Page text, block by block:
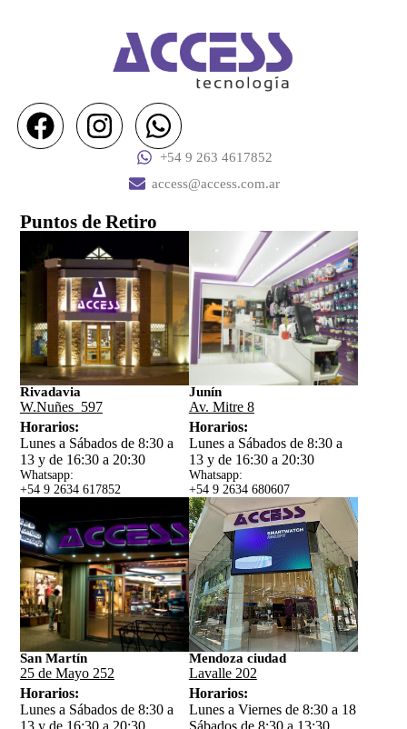
+54 9 263 4617852
access@access.com.ar
Puntos de Retiro
Rivadavia
W.Nuñes 597
Horarios:
Lunes a Sábados de 8:30 a
13 y de 16:30 a 20:30
Whatsapp:
+54 9 2634 617852
Junín
Av. Mitre 8
Horarios:
Lunes a Sábados de 8:30 a
13 y de 16:30 a 20:30
Whatsapp:
+54 9 2634 680607
San Martín
25 de Mayo 252
Horarios:
Lunes a Sábados de 8:30 a
Mendoza ciudad
Lavalle 202
Horarios:
Lunes a Viernes de 8:30 a 18